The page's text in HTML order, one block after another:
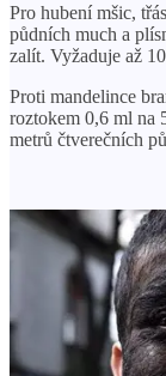
Pro hubení mšic,
půdních much a
zalít. Vyžaduje až
Proti mandelince
roztokem 0,6 ml na
metrů čtverečních